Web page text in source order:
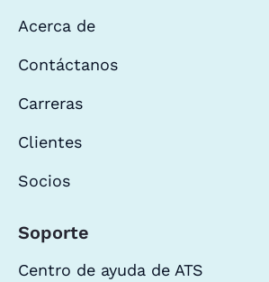
Acerca de
Contáctanos
Carreras
Clientes
Socios
Soporte
Centro de ayuda de ATS